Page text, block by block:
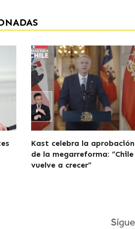
Kast celebra la aprobación
de la megarreforma: “Chile
vuelve a crecer”